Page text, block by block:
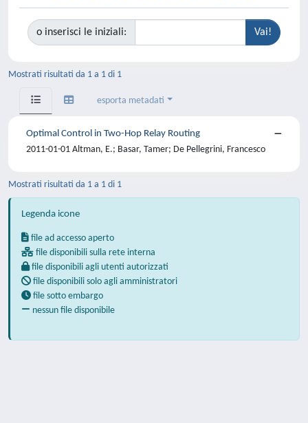
o inserisci le iniziali:
Mostrati risultati da 1 a 1 di 1
esporta metadati
Optimal Control in Two-Hop Relay Routing
2011-01-01 Altman, E.; Basar, Tamer; De Pellegrini, Francesco
Mostrati risultati da 1 a 1 di 1
Legenda icone
file ad accesso aperto
file disponibili sulla rete interna
file disponibili agli utenti autorizzati
file disponibili solo agli amministratori
file sotto embargo
nessun file disponibile